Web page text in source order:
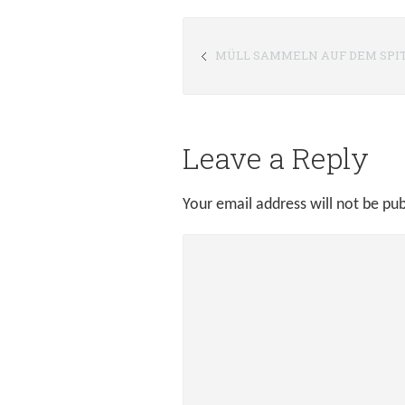
MÜLL SAMMELN AUF DEM
Leave a Reply
Your email address will not be